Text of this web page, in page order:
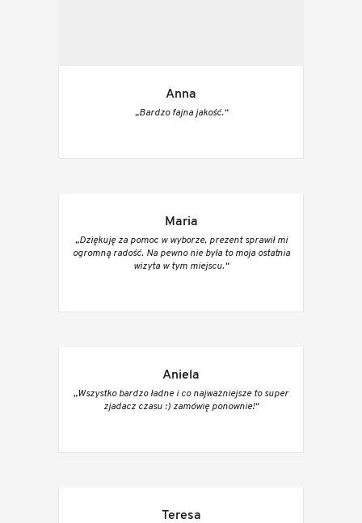
Anna
„Bardzo fajna jakość.“
Maria
„Dziękuję za pomoc w wyborze, prezent sprawił mi
ogromną radość. Na pewno nie była to moja ostatnia
wizyta w tym miejscu.“
Aniela
„Wszystko bardzo ładne i co najważniejsze to super
zjadacz czasu :) zamówię ponownie!“
Teresa